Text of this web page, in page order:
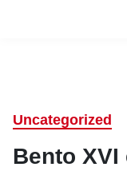
Uncategorized
Bento